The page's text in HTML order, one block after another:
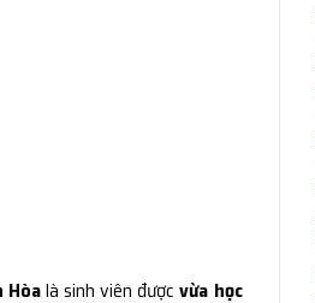
Hòalà sinh viên đượcvừa học